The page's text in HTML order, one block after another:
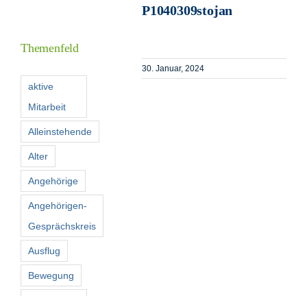
Kontakt
Suche
nach:
P1040309stojan
30. Januar, 2024
Themenfeld
aktive
Mitarbeit
Alleinstehende
Alter
Angehörige
Angehörigen-
Gesprächskreis
Ausflug
Bewegung